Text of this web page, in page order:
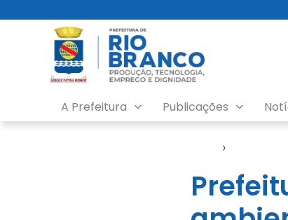
A Prefeitura Publicações
›